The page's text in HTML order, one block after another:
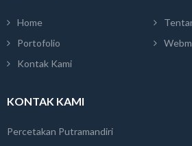
Home
Portofolio
Kontak Kami
KONTAK KAMI
Percetakan Putramandiri